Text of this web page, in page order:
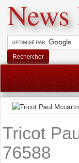
News
Rechercher
Tricot
76588